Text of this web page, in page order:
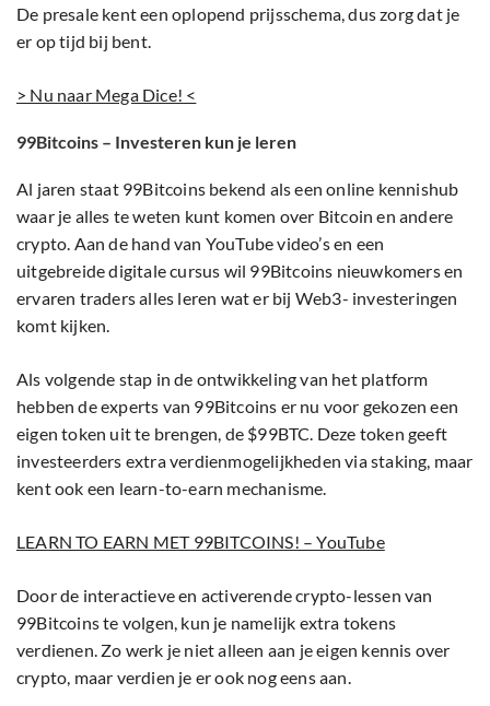
De presale kent een oplopend prijsschema, dus zorg dat je
er op tijd bij bent.
> Nu naar Mega Dice! <
99Bitcoins – Investeren kun je leren
Al jaren staat 99Bitcoins bekend als een online kennishub
waar je alles te weten kunt komen over Bitcoin en andere
crypto. Aan de hand van YouTube video’s en een
uitgebreide digitale cursus wil 99Bitcoins nieuwkomers en
ervaren traders alles leren wat er bij Web3- investeringen
komt kijken.
Als volgende stap in de ontwikkeling van het platform
hebben de experts van 99Bitcoins er nu voor gekozen een
eigen token uit te brengen, de $99BTC. Deze token geeft
investeerders extra verdienmogelijkheden via staking, maar
kent ook een learn-to-earn mechanisme.
LEARN TO EARN MET 99BITCOINS! – YouTube
Door de interactieve en activerende crypto-lessen van
99Bitcoins te volgen, kun je namelijk extra tokens
verdienen. Zo werk je niet alleen aan je eigen kennis over
crypto, maar verdien je er ook nog eens aan.